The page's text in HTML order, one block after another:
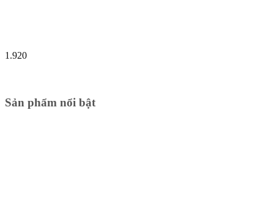
1.920
Sản phẩm nổi bật